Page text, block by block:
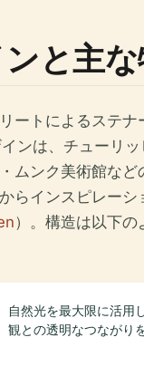
と主
ートによるステナ
ンは、チューリ
ムンク美術館など
らインスピレーシ
）。構造は以下の
自然光を最大限に活用
観との透明なつながり